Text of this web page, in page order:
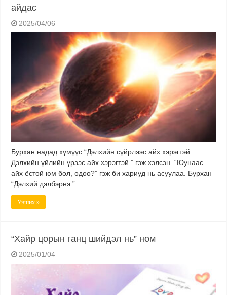
айдас
2025/04/06
Бурхан надад хүмүүс “Дэлхийн сүйрлээс айх хэрэгтэй.
Дэлхийн үйлийн үрээс айх хэрэгтэй.” гэж хэлсэн. “Юунаас
айх ёстой юм бол, одоо?” гэж би хариуд нь асуулаа. Бурхан
“Дэлхий дэлбэрнэ.”
Унших »
“Хайр цорын ганц шийдэл нь” ном
2025/01/04